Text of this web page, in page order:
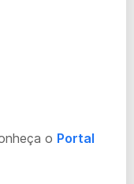
o Portal